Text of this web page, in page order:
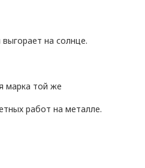
на солнце.
марка той же
работ на металле.